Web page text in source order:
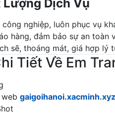
Lượng Dịch Vụ
nghiệp, luôn phục vụ
hàng, đảm bảo sự an toàn
sẽ, thoáng mát, giá hợp lý
Tiết Về Em
gaigoihanoi.xacminh.xyz